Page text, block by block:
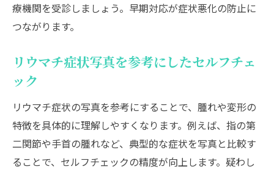
療機関を受診しましょう。早期対応が症状悪化の防止に
つながります。
リウマチ症状写真を参考にしたセルフチェ
ック
リウマチ症状の写真を参考にすることで、腫れや変形の
特徴を具体的に理解しやすくなります。例えば、指の第
二関節や手首の腫れなど、典型的な症状を写真と比較す
ることで、セルフチェックの精度が向上します。疑わし